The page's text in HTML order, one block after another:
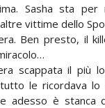
Sasha sta
vittime dello
Ben presto, il
scappata il più
le ricordava
adesso è stanca